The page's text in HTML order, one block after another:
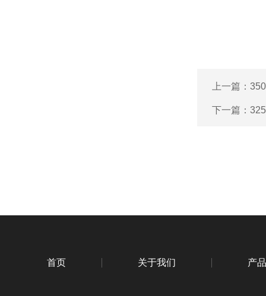
上一篇：
下一篇：
首页 关于我们 产